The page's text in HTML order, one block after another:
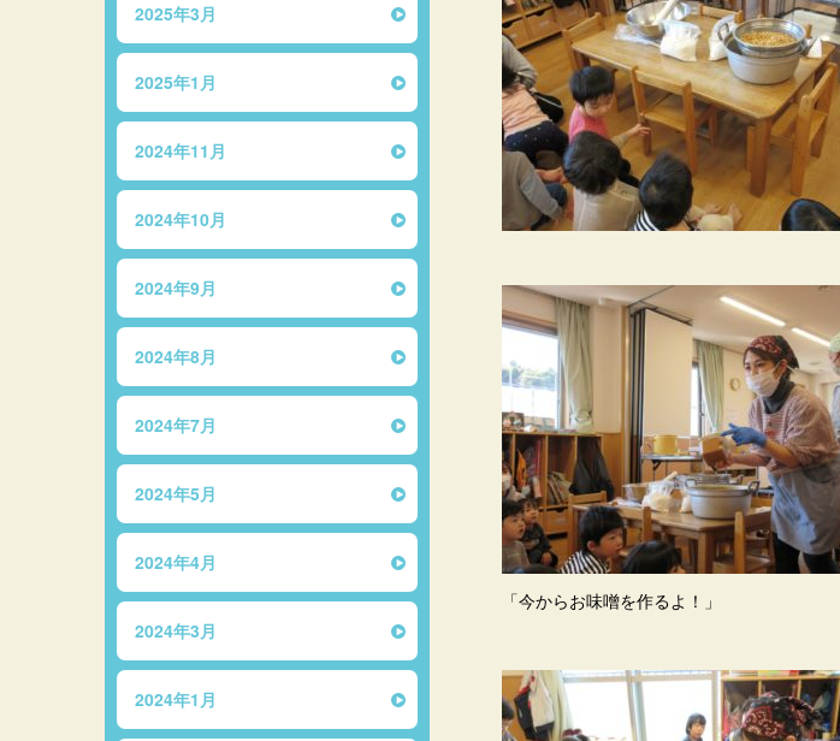
「今からお味噌を作るよ！」
2025年3月
2025年1月
2024年11月
2024年10月
2024年9月
2024年8月
2024年7月
2024年5月
2024年4月
2024年3月
2024年1月